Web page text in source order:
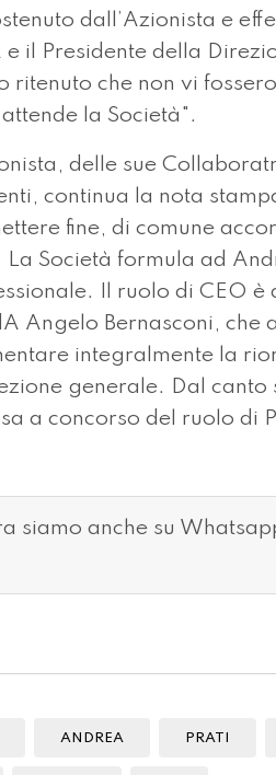
dall’Azionista e
il Presidente della
ritenuto che non vi
la Società".
delle sue
continua la nota
fine, di comune
Società formula ad
Il ruolo di CEO è
Angelo Bernasconi, che
integralmente la
generale. Dal canto
a concorso del ruolo di
siamo anche su
ANDREA PRATI